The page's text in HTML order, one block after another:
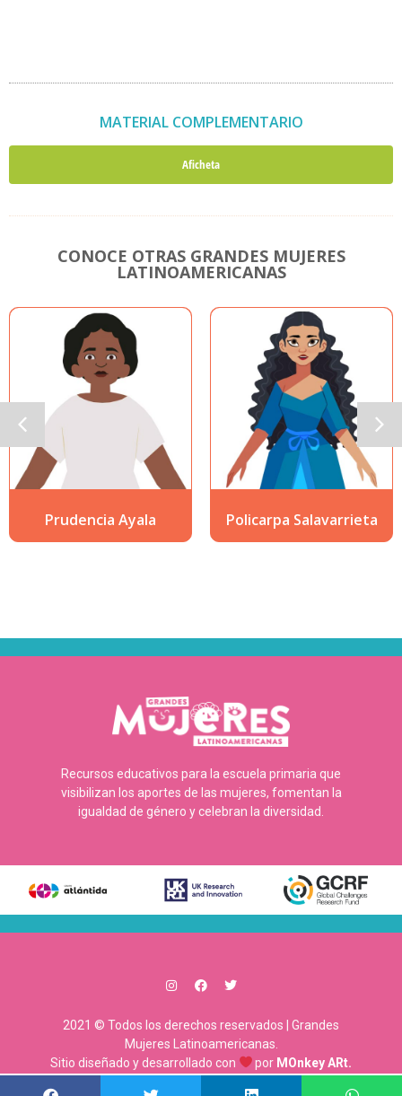
MATERIAL COMPLEMENTARIO
Aficheta
CONOCE OTRAS GRANDES MUJERES
LATINOAMERICANAS
Prudencia Ayala Policarpa Salavarrieta
Recursos educativos para la escuela primaria que
visibilizan los aportes de las mujeres, fomentan la
igualdad de género y celebran la diversidad.
2021 © Todos los derechos reservados | Grandes
Mujeres Latinoamericanas.
Sitio diseñado y desarrollado con
por MOnkey ARt.